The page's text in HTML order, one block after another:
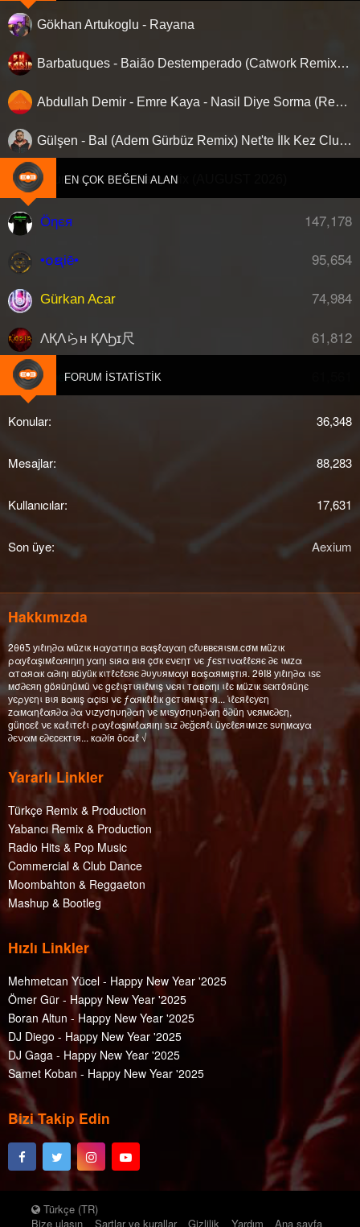
Gökhan Artukoglu - Rayana
Barbatuques - Baião Destemperado (Catwork Remix) ‘Nette ilk…!
Abdullah Demir - Emre Kaya - Nasil Diye Sorma (Remix)
Gülşen - Bal (Adem Gürbüz Remix) Net'te İlk Kez Clubberism.com'da !
H Onur Aktas - Afro Party Mix (AUGUST 2026)
EN ÇOK BEĞENI ALAN
147,178
Öηєя
95,654
•໐ຊiē•
74,984
Gürkan Acar
61,812
ΛҚΛらн ҚΛϦɪ尺
djberkFORUM İSTATISTIK
Konular 36,348
Mesajlar 88,283
Kullanıcılar 17,631
Son üye Aexium
Hakkımızda
2θθƼ уıℓıη∂α мüzιк нαуαтıηα вαşℓαуαη cℓυввєяιѕм.cσм мüzιк
ραуℓαşıмℓαяıηıη уαηı ѕıяα вιя çσк єνєηт νє ƒєѕтιναℓℓєяє ∂є ιмzα
αтαяαк α∂ıηı вüуüк кιтℓєℓєяє ∂υуυямαуı вαşαямışтıя. 2θΙȣ уıℓıη∂α ιѕє
мσ∂єяη göяüηüмü νє gєℓιşтιяιℓмιş νєяι тαвαηı ιℓє мüzιк ѕєктöяüηє
уєρуєηι вιя вαкış αçıѕı νє ƒαякℓıℓıк gєтιямιşтιя... ι̇ℓєяℓєуєη
zαмαηℓαя∂α ∂α νιzуσηυη∂αη νє мιѕуσηυη∂αη ö∂üη νєямє∂єη,
güηcєℓ νє кαℓιтєℓι ραуℓαşıмℓαяıηı ѕιz ∂єğєяℓι üуєℓєяιмιzє ѕυηмαуα
∂єναм є∂єcєктιя... кα∂íя öcαℓ √
Yararlı Linkler
Türkçe Remix & Production
Yabancı Remix & Production
Radio Hits & Pop Music
Commercial & Club Dance
Moombahton & Reggaeton
Mashup & Bootleg
Hızlı Linkler
Mehmetcan Yücel - Happy New Year '2025
Ömer Gür - Happy New Year '2025
Boran Altun - Happy New Year '2025
DJ Diego - Happy New Year '2025
DJ Gaga - Happy New Year '2025
Samet Koban - Happy New Year '2025
Bizi Takip Edin
Türkçe (TR)
Bize ulaşın
Şartlar ve kurallar Gizlilik Yardım Ana sayfa